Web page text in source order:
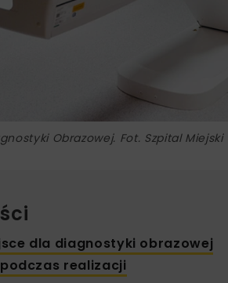
Obrazowej. Fot. Szpital Miejski
dla diagnostyki obrazowej
realizacji